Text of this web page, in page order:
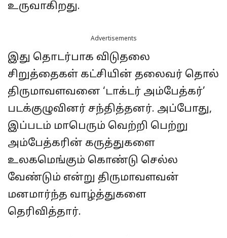
உருவாகிறது.
Advertisements
இது தொடர்பாக விடுதலை
சிறுத்தைகள் கட்சியின் தலைவர் தொல்
திருமாவளவனை ‘டாக்டர் அம்பேத்கர்’
படக்குழுவினர் சந்தித்தனர். அப்போது,
இப்படம் மாபெரும் வெற்றி பெற்று
அம்பேத்கரின் கருத்துகளை
உலகமெங்கும் கொண்டு செல்ல
வேண்டும் என்று திருமாவளவன்
மனமார்ந்த வாழ்த்துகளை
தெரிவித்தார்.